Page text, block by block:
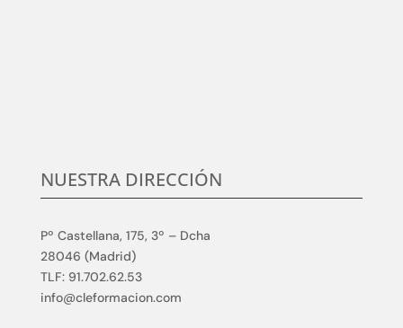
NUESTRA DIRECCIÓN
Pº Castellana, 175, 3º – Dcha
28046 (Madrid)
TLF: 91.702.62.53
info@cleformacion.com